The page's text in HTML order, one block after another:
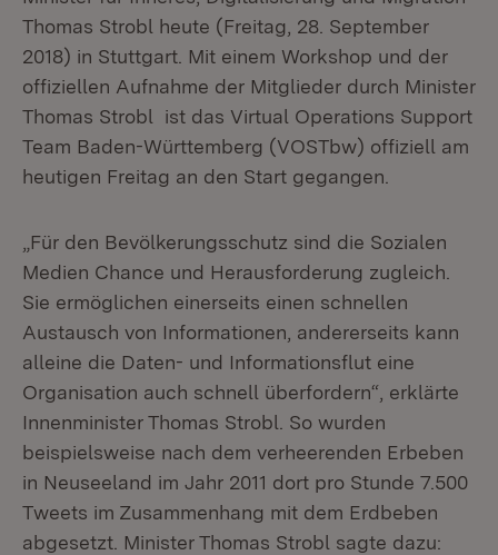
Thomas Strobl heute (Freitag, 28. September
2018) in Stuttgart. Mit einem Workshop und der
offiziellen Aufnahme der Mitglieder durch Minister
Thomas Strobl ist das Virtual Operations Support
Team Baden-Württemberg (VOSTbw) offiziell am
heutigen Freitag an den Start gegangen.
„Für den Bevölkerungsschutz sind die Sozialen
Medien Chance und Herausforderung zugleich.
Sie ermöglichen einerseits einen schnellen
Austausch von Informationen, andererseits kann
alleine die Daten- und Informationsflut eine
Organisation auch schnell überfordern“, erklärte
Innenminister Thomas Strobl. So wurden
beispielsweise nach dem verheerenden Erbeben
in Neuseeland im Jahr 2011 dort pro Stunde 7.500
Tweets im Zusammenhang mit dem Erdbeben
abgesetzt. Minister Thomas Strobl sagte dazu: